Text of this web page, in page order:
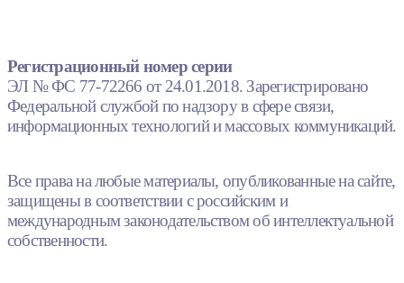
Регистрационный номер серии
ЭЛ № ФС 77-72266 от 24.01.2018. Зарегистрировано
Федеральной службой по надзору в сфере связи,
информационных технологий и массовых коммуникаций.
Все права на любые материалы, опубликованные на сайте,
защищены в соответствии с российским и
международным законодательством об интеллектуальной
собственности.